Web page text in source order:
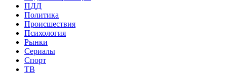
ПДД
Политика
Происшествия
Психология
Рынки
Сериалы
Спорт
ТВ